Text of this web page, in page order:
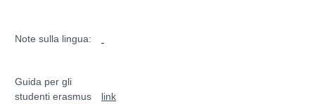
Note sulla lingua:
Guida per gli
studenti erasmus
link